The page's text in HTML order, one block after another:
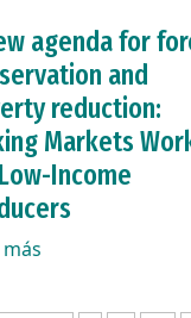
agenda for
and
reduction:
Markets
Income